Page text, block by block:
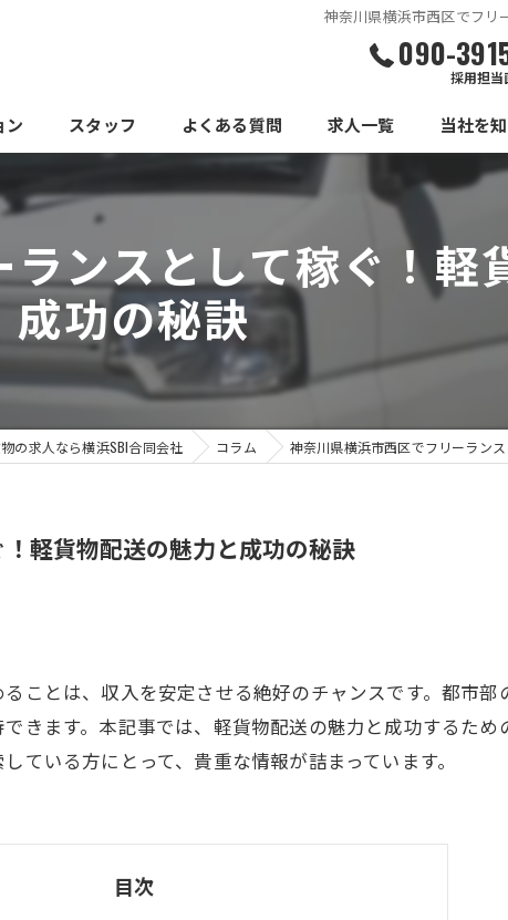
神奈川県横浜市西区でフリ
090-
採用担当
ン スタッフ よくある質問 求人一覧 当社を
高収入
未経験
経験者
ンスとして稼ぐ！軽
成功の秘訣
の求人なら横浜SBI合同会社 コラム 神奈川県横浜市西区でフリーラン
軽貨物配送の魅力と成功の秘訣
ことは、収入を安定させる絶好のチャンスです。都市部
きます。本記事では、軽貨物配送の魅力と成功するため
いる方にとって、貴重な情報が詰まっています。
目次